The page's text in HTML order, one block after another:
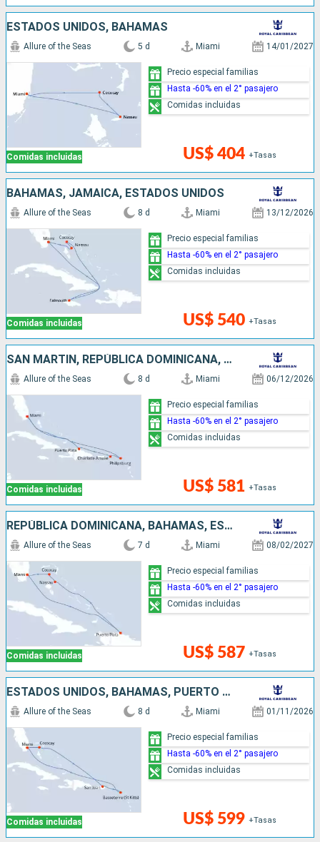
ESTADOS UNIDOS, BAHAMAS
Comidas incluidas
Allure of the Seas 5 d Miami 14/01/2027
US$ 404 +Tasas
Precio especial familias
Hasta -60% en el 2° pasajero
Comidas incluidas
BAHAMAS, JAMAICA, ESTADOS UNIDOS
Comidas incluidas
Allure of the Seas 8 d Miami 13/12/2026
US$ 540 +Tasas
Precio especial familias
Hasta -60% en el 2° pasajero
Comidas incluidas
SAN MARTÍN, REPÚBLICA DOMINICANA, ESTADOS UNIDOS
Comidas incluidas
Allure of the Seas 8 d Miami 06/12/2026
US$ 581 +Tasas
Precio especial familias
Hasta -60% en el 2° pasajero
Comidas incluidas
REPÚBLICA DOMINICANA, BAHAMAS, ESTADOS UNIDOS
Comidas incluidas
Allure of the Seas 7 d Miami 08/02/2027
US$ 587 +Tasas
Precio especial familias
Hasta -60% en el 2° pasajero
Comidas incluidas
ESTADOS UNIDOS, BAHAMAS, PUERTO RICO
Comidas incluidas
Allure of the Seas 8 d Miami 01/11/2026
US$ 599 +Tasas
Precio especial familias
Hasta -60% en el 2° pasajero
Comidas incluidas